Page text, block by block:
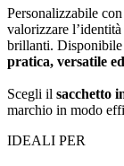
Personalizzabile con
valorizzare
brillanti. Disponibile
pratica, versatile
Scegli il sacchetto
marchio in modo
IDEALI PER